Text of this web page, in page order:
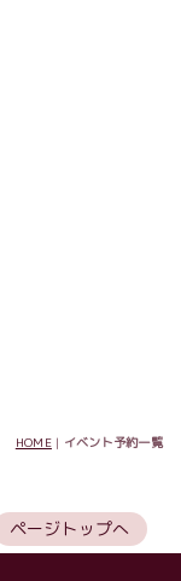
HOME| イベント予約一覧
ページトップへ